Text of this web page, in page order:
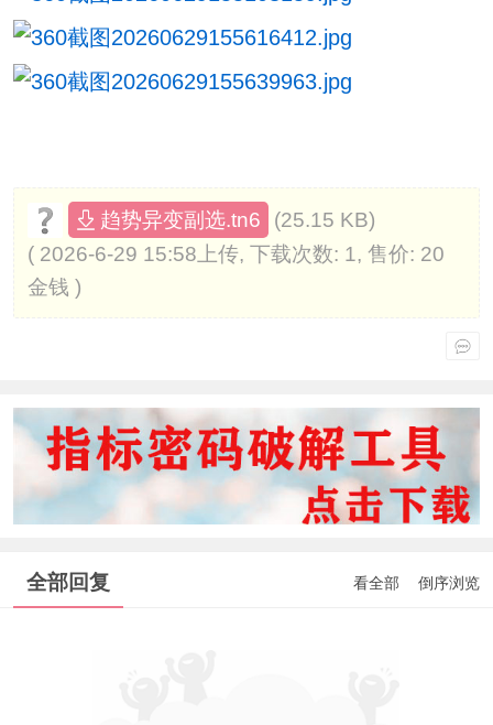
趋势异变副选.tn6
(25.15 KB)
( 2026-6-29 15:58上传, 下载次数: 1, 售价: 20
金钱 )
全部回复 看全部 倒序浏览